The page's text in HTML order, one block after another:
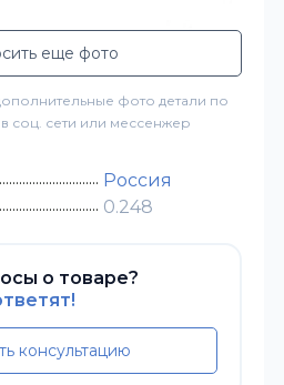
еще фото
фото детали по
соц. сети или мессенжер
Россия
0.248
о товаре?
консультацию